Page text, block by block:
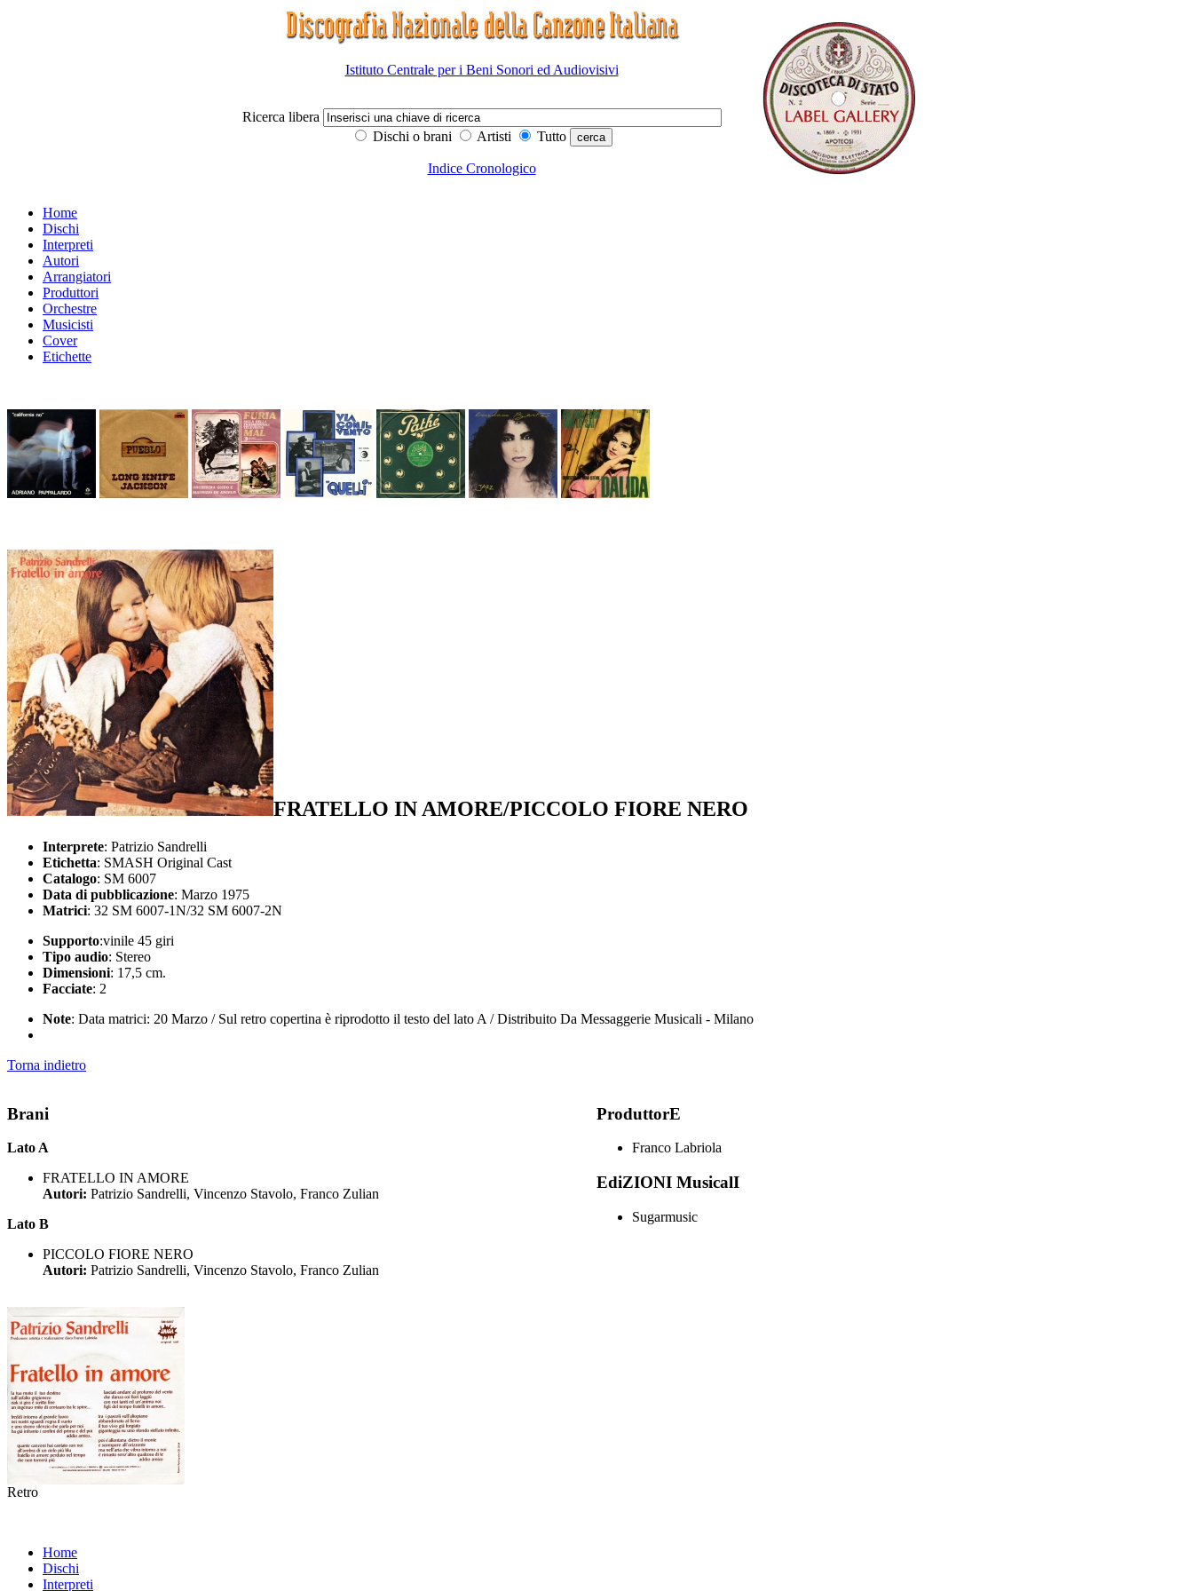
Istituto Centrale per i Beni Sonori ed Audiovisivi
Ricerca libera
Dischi o brani
Artisti Tutto
Indice Cronologico
Home
Dischi
Interpreti
Autori
Arrangiatori
Produttori
Orchestre
Musicisti
Cover
Etichette
FRATELLO IN AMORE/PICCOLO FIORE NERO
Interprete: Patrizio Sandrelli
Etichetta: SMASH Original Cast
Catalogo: SM 6007
Data di pubblicazione: Marzo 1975
Matrici: 32 SM 6007-1N/32 SM 6007-2N
Supporto:vinile 45 giri
Tipo audio: Stereo
Dimensioni: 17,5 cm.
Facciate: 2
Note: Data matrici: 20 Marzo / Sul retro copertina è riprodotto il testo del lato A / Distribuito Da Messaggerie Musicali - Milano
Torna indietro
Brani
Lato A
FRATELLO IN AMORE
Autori: Patrizio Sandrelli, Vincenzo Stavolo, Franco Zulian
Lato B
PICCOLO FIORE NERO
Autori: Patrizio Sandrelli, Vincenzo Stavolo, Franco Zulian
ProduttorE
Franco Labriola
EdiZIONI MusicalI
Sugarmusic
Retro
Home
Dischi
Interpreti